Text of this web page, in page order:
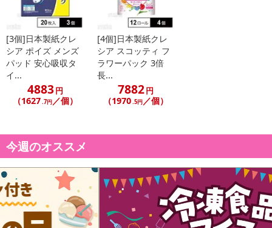
【お支払いについて】
※送料はお試し費用に含まれております。
※お支払い方法は、電話料金合算払い、クレジットカード、dポイン
トの利用となります。
【発送・お届け・商品について】
※お申込み頂きました商品の同梱、お届けの日時指定はいたしかね
※会員様のご都合でお受取りいただけない場合、商品の再発送や返
金はいたしかねます。
また、お届け日時のご指定は、お受けできません。宅配業者からの
不在票にてご対応ください。
※発送予定日は前後する場合がございます。また商品によって発送
日が異なります。
※dショッピングサンプル百貨店よりお届けする商品は、ご利用いた
[3個]日本製紙クレ
シア ポイズ メンズ
パッド 安心吸収タ
イ...
4883円
（1627 .7円／個）
[4個]日本製紙クレ
シア スコッティ フ
ラワーパック 3倍
長...
7882円
（1970 .5円 ／個）
今週のオススメ